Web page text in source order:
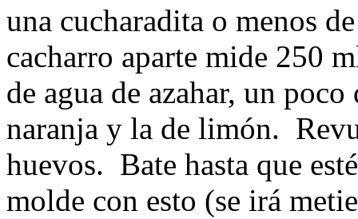
una cucharadita o menos
cacharro aparte mide 250
de agua de azahar, un
naranja y la de limón.
huevos. Bate hasta que
molde con esto (se irá